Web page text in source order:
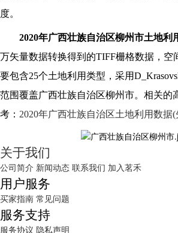
度。
2020年广西壮族自治区柳州市土地利
万矢量数据转换得到的TIFF栅格数据，空
要包含25个土地利用类型，采用
范围覆盖广西壮族自治区柳州市。相关的
考： 2020年广西壮族自治区土地利用数据(
关于我们
公司简介 新闻动态 联系我们 加入茗禾
用户服务
买家指南 常见问题
服务支持
服务协议 隐私声明